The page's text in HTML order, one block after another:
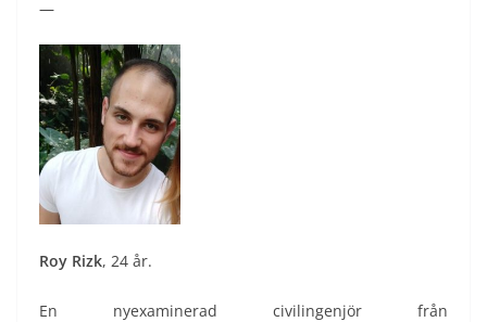
—
Roy Rizk, 24 år.
En nyexaminerad civilingenjör från